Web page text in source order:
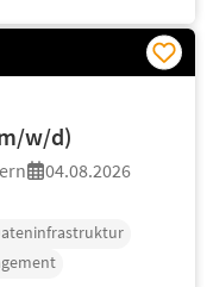
w/d)
04.08.2026